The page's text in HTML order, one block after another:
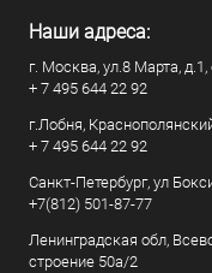
Наши адреса:
г. Москва, ул.8 Марта,
+ 7 495 644 22 92
г.Лобня,
+ 7 495 644 22 92
Санкт-Петербург, ул
+7(812) 501-87-77
Ленинградская обл,
строение 50а/2